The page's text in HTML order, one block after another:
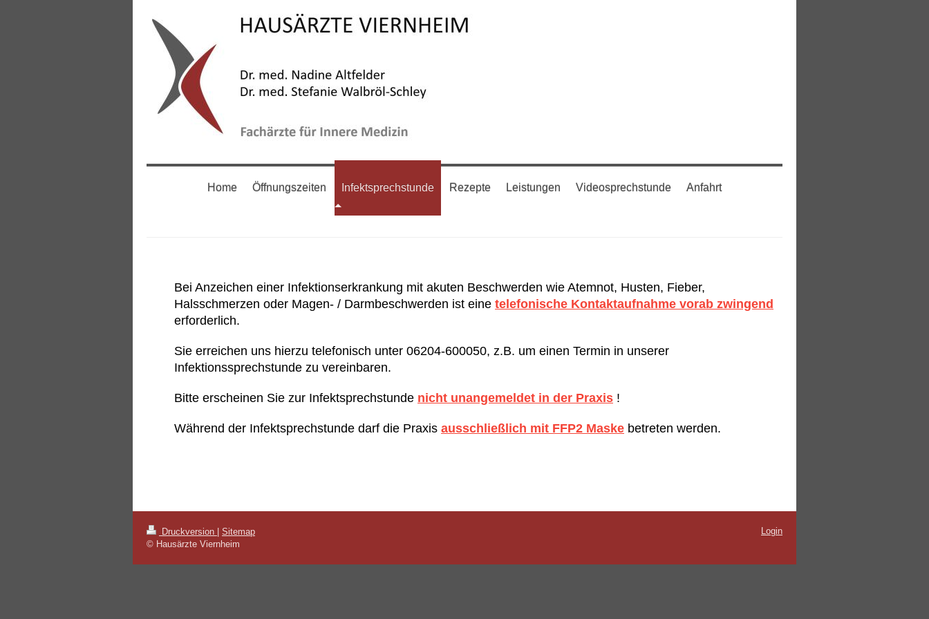
Home Öffnungszeiten Infektsprechstunde Rezepte Leistungen Videosprechstunde Anfahrt
Bei Anzeichen einer Infektionserkrankung mit akuten Beschwerden wie Atemnot, Husten, Fieber,
Halsschmerzen oder Magen- / Darmbeschwerden ist eine telefonische Kontaktaufnahme vorab zwingend
erforderlich.
Sie erreichen uns hierzu telefonisch unter 06204-600050, z.B. um einen Termin in unserer
Infektionssprechstunde zu vereinbaren.
Bitte erscheinen Sie zur Infektsprechstunde nicht unangemeldet in der Praxis !
Während der Infektsprechstunde darf die Praxis ausschließlich mit FFP2 Maske betreten werden.
Druckversion
Sitemap
© Hausärzte Viernheim
Login